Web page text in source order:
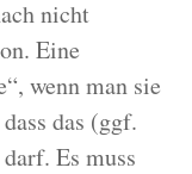
nicht
Eine
wenn man sie
das (ggf.
Es muss